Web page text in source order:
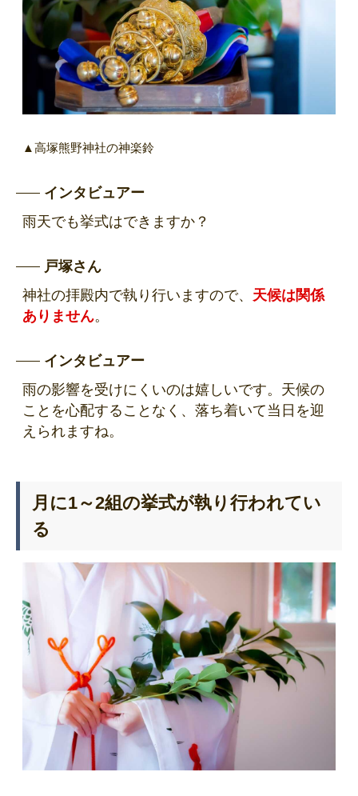
▲高塚熊野神社の神楽鈴
インタビュアー
雨天でも挙式はできますか？
戸塚さん
神社の拝殿内で執り行いますので、 天候は関係
ありません。
インタビュアー
雨の影響を受けにくいのは嬉しいです。天候の
ことを心配することなく、落ち着いて当日を迎
えられますね。
月に1～2組の挙式が執り行われてい
る